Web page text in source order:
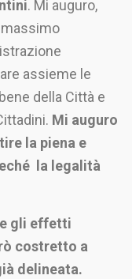
. Mi auguro,
assieme le
della Città e
Mi auguro
la piena e
la legalità
gli effetti
costretto a
delineata.